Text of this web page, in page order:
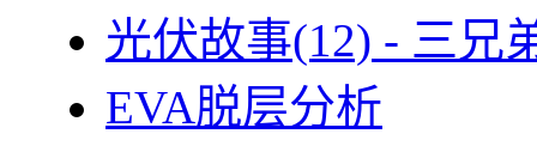
光伏故事(12) - 三兄
EVA脱层分析